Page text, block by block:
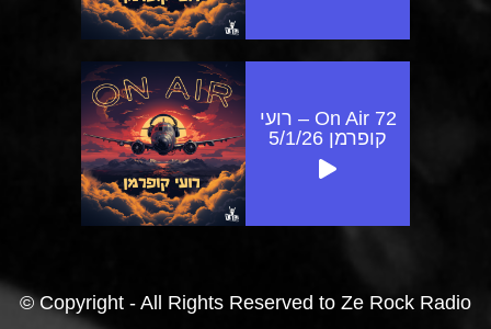
On Air 72 – רועי
קופרמן 5/1/26
© Copyright - All Rights Reserved to Ze Rock Radio